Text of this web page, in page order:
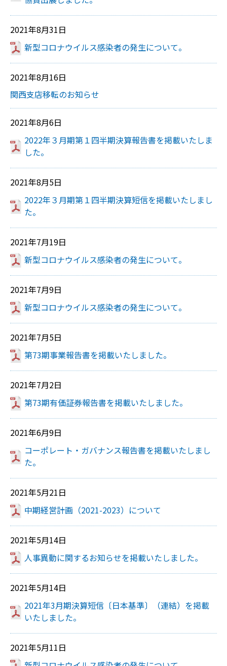
2021年8月31日
新型コロナウイルス感染者の発生について。
2021年8月16日
関西支店移転のお知らせ
2021年8月6日
2022年３月期第１四半期決算報告書を掲載いたしま
した。
2021年8月5日
2022年３月期第１四半期決算短信を掲載いたしまし
た。
2021年7月19日
新型コロナウイルス感染者の発生について。
2021年7月9日
新型コロナウイルス感染者の発生について。
2021年7月5日
第73期事業報告書を掲載いたしました。
2021年7月2日
第73期有価証券報告書を掲載いたしました。
2021年6月9日
コーポレート・ガバナンス報告書を掲載いたしまし
た。
2021年5月21日
中期経営計画（2021-2023）について
2021年5月14日
人事異動に関するお知らせを掲載いたしました。
2021年5月14日
2021年3月期決算短信〔日本基準〕（連結）を掲載
いたしました。
2021年5月11日